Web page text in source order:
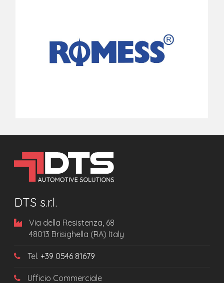
DTS s.r.l.
Via della Resistenza, 68
48013 Brisighella (RA) Italy
Tel.+39 0546 81679
Ufficio Commerciale